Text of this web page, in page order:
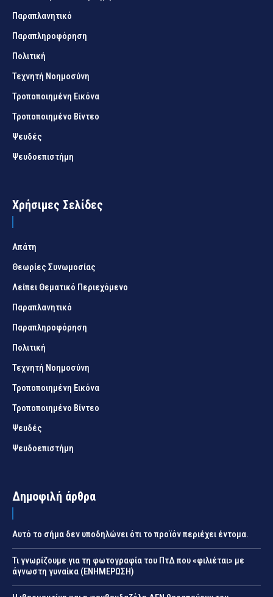
Παραπλανητικό
Παραπληροφόρηση
Πολιτική
Τεχνητή Νοημοσύνη
Τροποποιημένη Εικόνα
Τροποποιημένο Βίντεο
Ψευδές
Ψευδοεπιστήμη
Χρήσιμες Σελίδες
Απάτη
Θεωρίες Συνωμοσίας
Λείπει Θεματικό Περιεχόμενο
Παραπλανητικό
Παραπληροφόρηση
Πολιτική
Τεχνητή Νοημοσύνη
Τροποποιημένη Εικόνα
Τροποποιημένο Βίντεο
Ψευδές
Ψευδοεπιστήμη
Δημοφιλή άρθρα
Αυτό το σήμα δεν υποδηλώνει ότι το προϊόν περιέχει έντομα.
Τι γνωρίζουμε για τη φωτογραφία του ΠτΔ που «φιλιέται» με
άγνωστη γυναίκα (ΕΝΗΜΕΡΩΣΗ)